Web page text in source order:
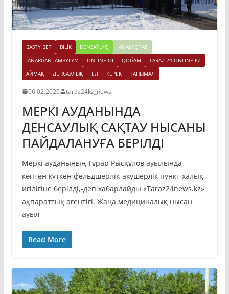
BASTY BET BILİK DENSAÝLYQ
JAŃALYQTAR
JAŃARǴAN JAMBYLYM
ONLINE OI QOǴAM
TARAZ 24 ONLINE KZ
АЙМАҚ
ДЕНСАУЛЫҚ ЕЛ КЕРЕК ТАНЫМАЛ
06.02.2025 taraz24kz_news
МЕРКІ АУДАНЫНДА
ДЕНСАУЛЫҚ САҚТАУ НЫСАНЫ
ПАЙДАЛАНУҒА БЕРІЛДІ
Меркі ауданының Тұрар Рысқұлов ауылында
көптен күткен фельдшерлік-акушерлік пункт халық
игілігіне берілді,-деп хабарлайды «Taraz24news.kz»
ақпараттық агентігі. Жаңа медициналық нысан
ауыл
Read More